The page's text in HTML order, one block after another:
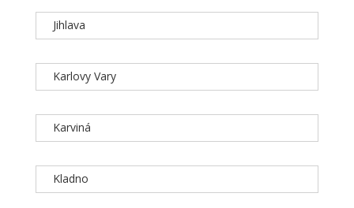
Jihlava
Karlovy Vary
Karviná
Kladno